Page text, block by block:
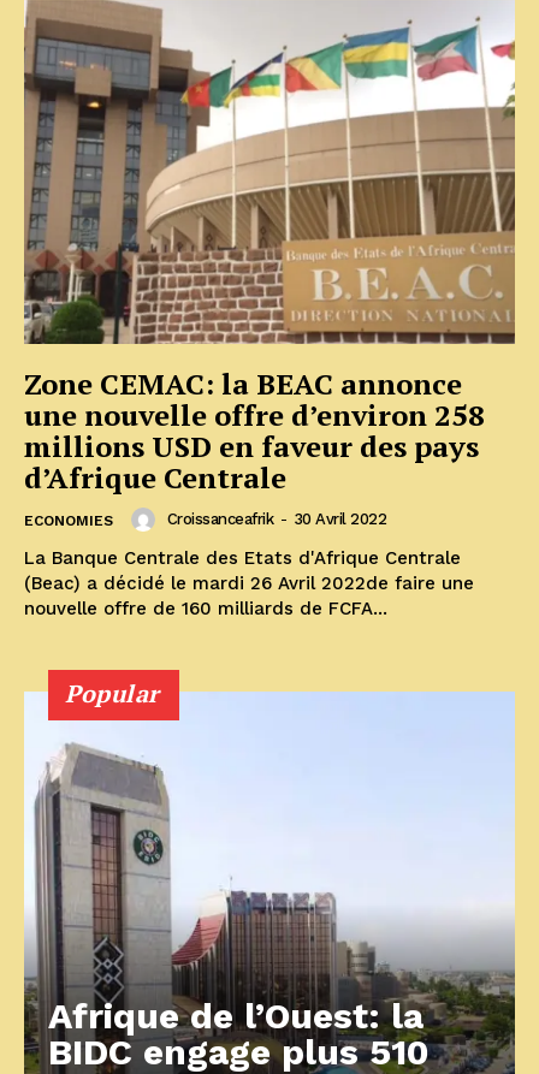
Zone CEMAC: la BEAC annonce
une nouvelle offre d’environ 258
millions USD en faveur des pays
d’Afrique Centrale
ECONOMIES Croissanceafrik - 30 Avril 2022
La Banque Centrale des Etats d'Afrique Centrale
(Beac) a décidé le mardi 26 Avril 2022de faire une
nouvelle offre de 160 milliards de FCFA...
Popular
Afrique de l’Ouest: la
BIDC engage plus 510